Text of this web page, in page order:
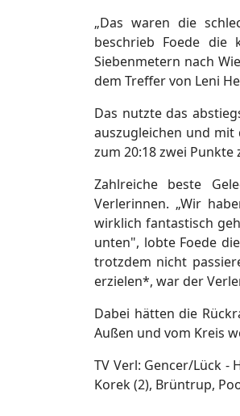
„Das waren die
beschrieb Foede die
Siebenmetern nach
dem Treffer von Leni
Das nutzte das
auszugleichen und mit
zum 20:18 zwei Punkte
Zahlreiche beste
Verlerinnen. „Wir
wirklich fantastisch
unten", lobte Foede
trotzdem nicht
erzielen*, war der
Dabei hätten die
Außen und vom Kreis
TV Verl: Gencer/Lück -
Korek (2), Brüntrup,